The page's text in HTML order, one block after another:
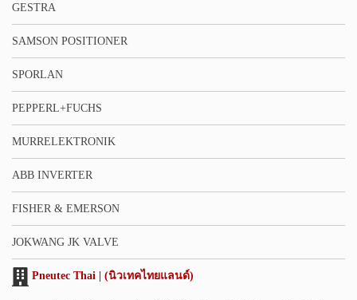
GESTRA
SAMSON POSITIONER
SPORLAN
PEPPERL+FUCHS
MURRELEKTRONIK
ABB INVERTER
FISHER & EMERSON
JOKWANG JK VALVE
Pneutec Thai | (นิวเทคไทยแลนด์)